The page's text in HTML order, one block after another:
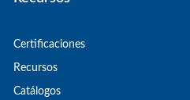
Certificaciones
Recursos
​Catálogos​